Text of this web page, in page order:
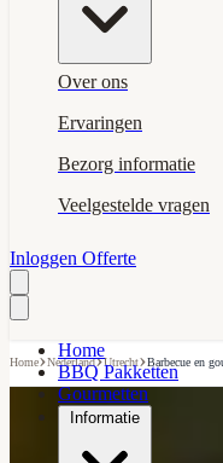
Over ons
Ervaringen
Bezorg informatie
Veelgestelde vragen
Inloggen Offerte
Home
BBQ Pakketten
Gourmetten
Informatie
Home›Nederland›Utrecht›Barbecue en